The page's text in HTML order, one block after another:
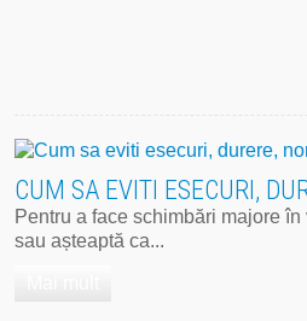
CUM SA EVITI ESECURI,
Pentru a face schimbări majore
sau așteaptă ca...